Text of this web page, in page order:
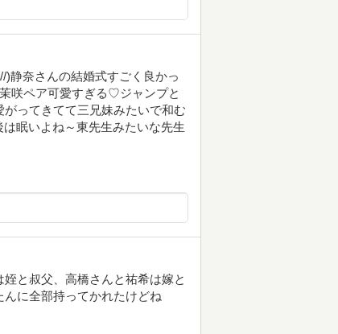
静奈さんの結婚式すごく良かっ
咲ペア可愛すぎる♡ジャンプと
ってきてて三兄妹みたいで和む
眠いよね～東先生みたいな先生
と叔父、高橋さんと祐希は嫁と
に全部持ってかれたけどね